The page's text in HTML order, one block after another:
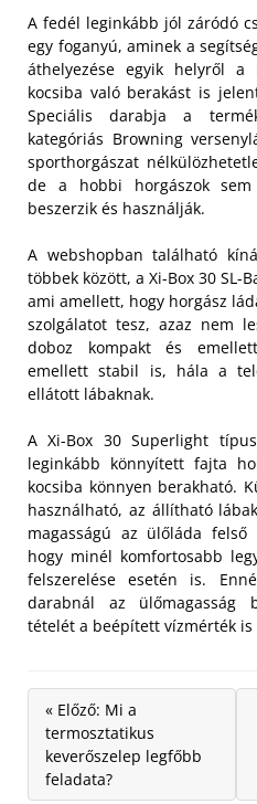
A fedél leginkább jól záródó
egy foganyú, aminek a
áthelyezése egyik helyről
kocsiba való berakást is
Speciális darabja a
kategóriás Browning
sporthorgászat
de a hobbi horgászok
beszerzik és használják.
A webshopban található
többek között, a Xi-Box 30 SL-
ami amellett, hogy horgász
szolgálatot tesz, azaz nem
doboz kompakt és
emellett stabil is, hála a
ellátott lábaknak.
A Xi-Box 30 Superlight
leginkább könnyített fajta
kocsiba könnyen berakható.
használható, az állítható
magasságú az ülőláda
hogy minél komfortosabb
felszerelése esetén is.
darabnál az ülőmagasság
tételét a beépített vízmérték is
« Előző: Mi a
termosztatikus
keverőszelep legfőbb
feladata?